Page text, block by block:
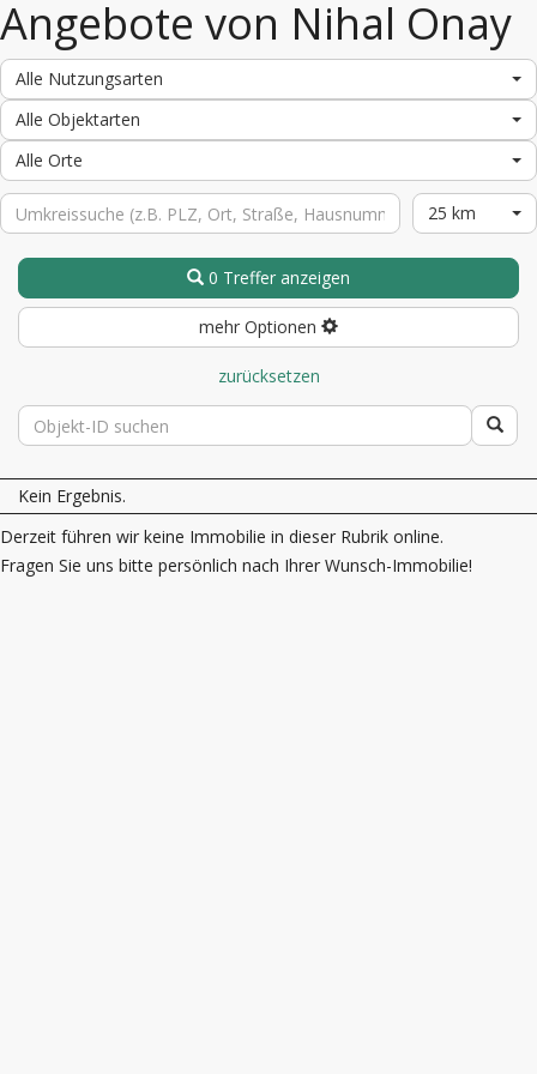
Angebote von Nihal Onay
Alle Nutzungsarten
Alle Objektarten
Alle Orte
25 km
0 Treffer anzeigen
mehr Optionen
zurücksetzen
Kein Ergebnis.
Derzeit führen wir keine Immobilie in dieser Rubrik online.
Fragen Sie uns bitte persönlich nach Ihrer Wunsch-Immobilie!